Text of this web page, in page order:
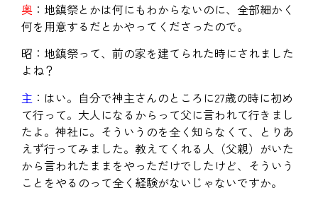
奥 ：地鎮祭とかは何にもわからないのに、全部細かく
何を用意するだとかやってくださったので。
昭：地鎮祭って、前の家を建てられた時にされました
よね？
主 ：はい。自分で神主さんのところに27歳の時に初め
て行って。大人になるからって父に言われて行きまし
たよ。神社に。そういうのを全く知らなくて、とりあ
えず行ってみました。教えてくれる人（父親）がいた
から言われたままをやっただけでしたけど、そういう
ことをやるのって全く経験がないじゃないですか。